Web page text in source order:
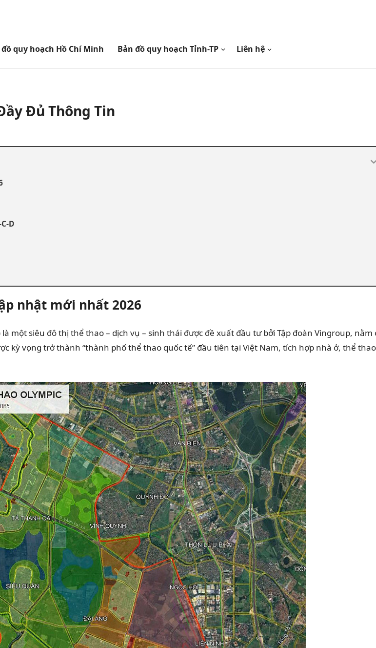
quy hoạch Hồ Chí Minh Bản đồ quy hoạch Tỉnh-TP Liên hệ
Đủ Thông Tin
D
nhật mới nhất 2026
là một siêu đô thị thể thao – dịch vụ – sinh thái được đề xuất đầu tư bởi Tập đoàn Vingroup, nằm
kỳ vọng trở thành “thành phố thể thao quốc tế” đầu tiên tại Việt Nam, tích hợp nhà ở, thể